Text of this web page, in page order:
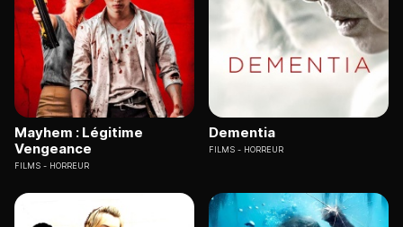
Mayhem : Légitime
Vengeance
FILMS HORREUR
Dementia
FILMS HORREUR